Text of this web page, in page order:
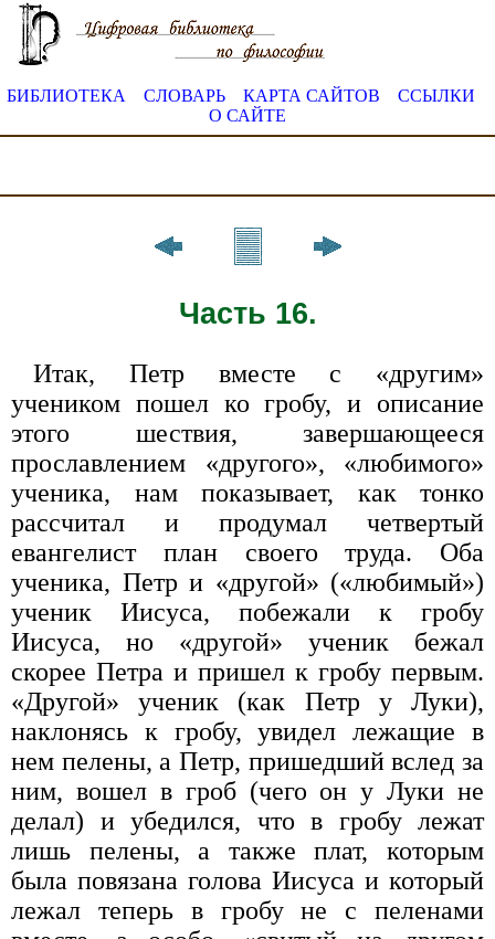
БИБЛИОТЕКА СЛОВАРЬ КАРТА САЙТОВ
ССЫЛКИ
О САЙТЕ
Часть 16.
Итак, Петр вместе с «другим»
учеником пошел ко гробу, и описание
этого шествия, завершающееся
прославлением «другого», «любимого»
ученика, нам показывает, как тонко
рассчитал и продумал четвертый
евангелист план своего труда. Оба
ученика, Петр и «другой» («любимый»)
ученик Иисуса, побежали к гробу
Иисуса, но «другой» ученик бежал
скорее Петра и пришел к гробу первым.
«Другой» ученик (как Петр у Луки),
наклонясь к гробу, увидел лежащие в
нем пелены, а Петр, пришедший вслед за
ним, вошел в гроб (чего он у Луки не
делал) и убедился, что в гробу лежат
лишь пелены, а также плат, которым
была повязана голова Иисуса и который
лежал теперь в гробу не с пеленами